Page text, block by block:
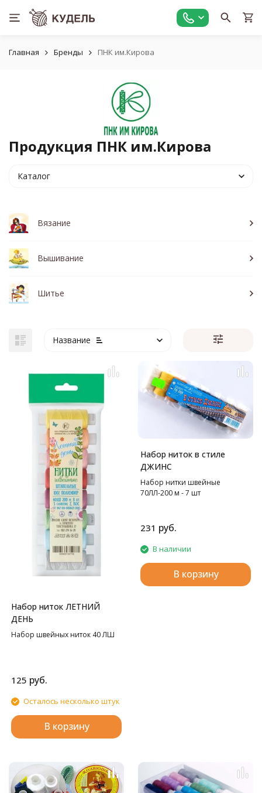
Главная Бренды ПНК им.Кирова
Продукция ПНК им.Кирова
Каталог
Вязание
Вышивание
Шитье
Название
Набор ниток ЛЕТНИЙ
ДЕНЬ
Набор швейных ниток 40 ЛШ
125 руб.
Осталось несколько штук
В корзину
Набор ниток в стиле
ДЖИНС
Набор нитки швейные
70ЛЛ-200 м - 7 шт
231 руб.
В наличии
В корзину